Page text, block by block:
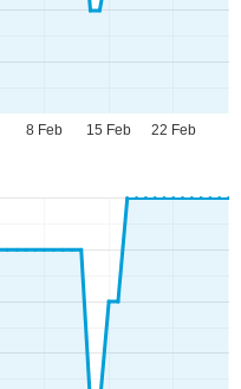
8 Feb 15 Feb 22 Feb